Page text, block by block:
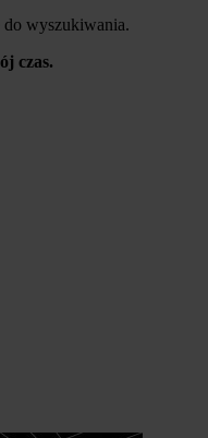
do wyszukiwania.
czas.